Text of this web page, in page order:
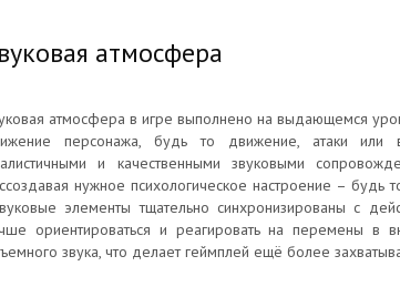
атмосфера
атмосфера в игре выполнено на выдающемся
персонажа, будь то движение, атаки или
и качественными звуковыми
нужное психологическое настроение – будь
элементы тщательно синхронизированы с
ориентироваться и реагировать на перемены в
звука, что делает геймплей ещё более